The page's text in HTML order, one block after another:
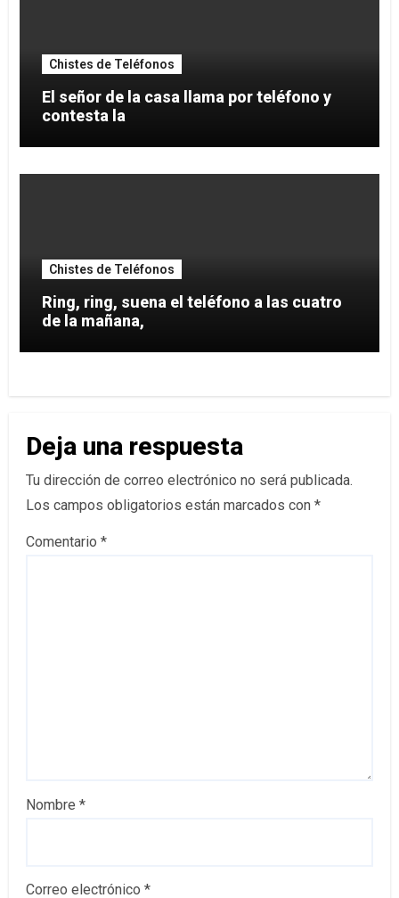
Chistes de Teléfonos
El señor de la casa llama por teléfono y
contesta la
Chistes de Teléfonos
Ring, ring, suena el teléfono a las cuatro
de la mañana,
Deja una respuesta
Tu dirección de correo electrónico no será publicada.
Los campos obligatorios están marcados con *
Comentario *
Nombre *
Correo electrónico *